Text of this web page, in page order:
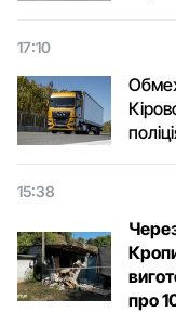
17:10
15:38
про